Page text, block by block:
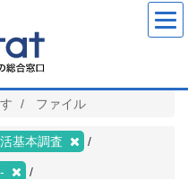
ファイル
基本調査
-